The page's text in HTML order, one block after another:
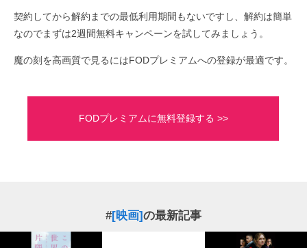
契約してから解約までの最低利用期間もないですし、解約は簡単
なのでまずは2週間無料キャンペーンを試してみましょう。
魔の刻を高画質で見るにはFODプレミアムへの登録が最適です。
FODプレミアムに無料登録する >>
#[映画]の最新記事